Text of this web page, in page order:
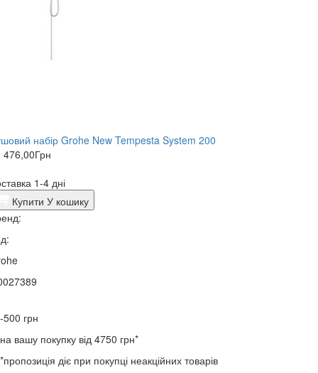
набір Grohe New Tempesta System 200
476,00Грн
1-4 дні
Купити У кошику
-500 грн
на вашу покупку від 4750 грн*
*пропозиція діє при покупці неакційних товарів